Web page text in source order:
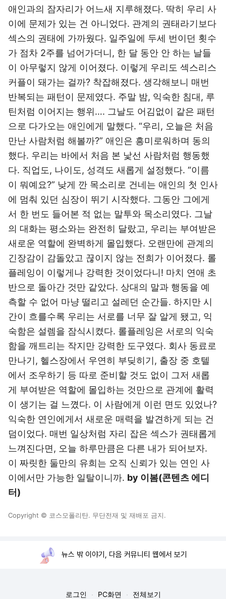
애인과의 잠자리가 어느새 지루해졌다. 딱히 우리 사
이에 문제가 있는 건 아니었다. 관계의 권태라기보다
섹스의 권태에 가까웠다. 일주일에 두세 번이던 횟수
가 점차 2주를 넘어가더니, 한 달 동안 안 하는 날들
이 아무렇지 않게 이어졌다. 이렇게 우리도 섹스리스
커플이 돼가는 걸까? 착잡해졌다. 생각해보니 매번
반복되는 패턴이 문제였다. 주말 밤, 익숙한 침대, 루
틴처럼 이어지는 행위…. 그날도 어김없이 같은 패턴
으로 다가오는 애인에게 말했다. “우리, 오늘은 처음
만난 사람처럼 해볼까?” 애인은 흥미로워하며 동의
했다. 우리는 바에서 처음 본 낯선 사람처럼 행동했
다. 직업도, 나이도, 성격도 새롭게 설정했다. “이름
이 뭐예요?” 낮게 깐 목소리로 건네는 애인의 첫 인사
에 멈춰 있던 심장이 뛰기 시작했다. 그동안 그에게
서 한 번도 들어본 적 없는 말투와 목소리였다. 그날
의 대화는 평소와는 완전히 달랐고, 우리는 부여받은
새로운 역할에 완벽하게 몰입했다. 오랜만에 관계의
긴장감이 감돌았고 끊이지 않는 전희가 이어졌다. 롤
플레잉이 이렇게나 강력한 것이었다니! 마치 연애 초
반으로 돌아간 것만 같았다. 상대의 말과 행동을 예
측할 수 없어 마냥 떨리고 설레던 순간들. 하지만 시
간이 흐를수록 우리는 서로를 너무 잘 알게 됐고, 익
숙함은 설렘을 잠식시켰다. 롤플레잉은 서로의 익숙
함을 깨트리는 작지만 강력한 도구였다. 회사 동료로
만나기, 헬스장에서 우연히 부딪히기, 출장 중 호텔
에서 조우하기 등 따로 준비할 것도 없이 그저 새롭
게 부여받은 역할에 몰입하는 것만으로 관계에 활력
이 생기는 걸 느꼈다. 이 사람에게 이런 면도 있었나?
익숙한 연인에게서 새로운 매력을 발견하게 되는 건
덤이었다. 매번 일상처럼 자리 잡은 섹스가 권태롭게
느껴진다면, 오늘 하루만큼은 다른 내가 되어보자.
이 짜릿한 둘만의 유희는 오직 신뢰가 있는 연인 사
이에서만 가능한 일탈이니까. by 이봄(콘텐츠 에디
터)
Copyright © 코스모폴리탄. 무단전재 및 재배포 금지.
뉴스 밖 이야기, 다음 커뮤니티 웹에서 보기
로그인 PC화면 전체보기